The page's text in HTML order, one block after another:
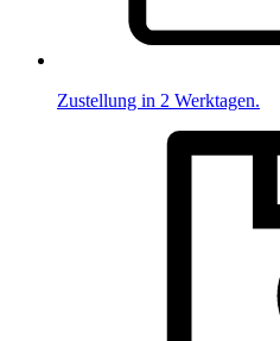
Zustellung in 2 Werktagen.